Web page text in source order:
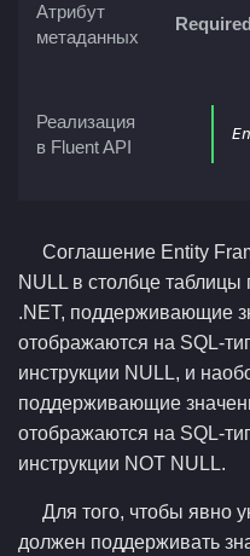
Атрибут
метаданных
Required
Реализация
в Fluent API
Соглашение Entity
NULL в столбце таблицы
.NET, поддерживающие
отображаются на SQL-
инструкции NULL, и
поддерживающие
отображаются на SQL-
инструкции NOT NULL.
Для того, чтобы явно
должен поддерживать